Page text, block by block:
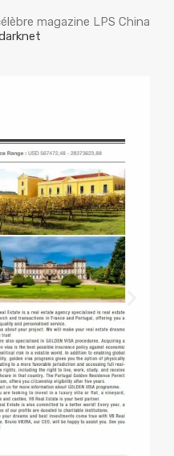
magazine LPS China